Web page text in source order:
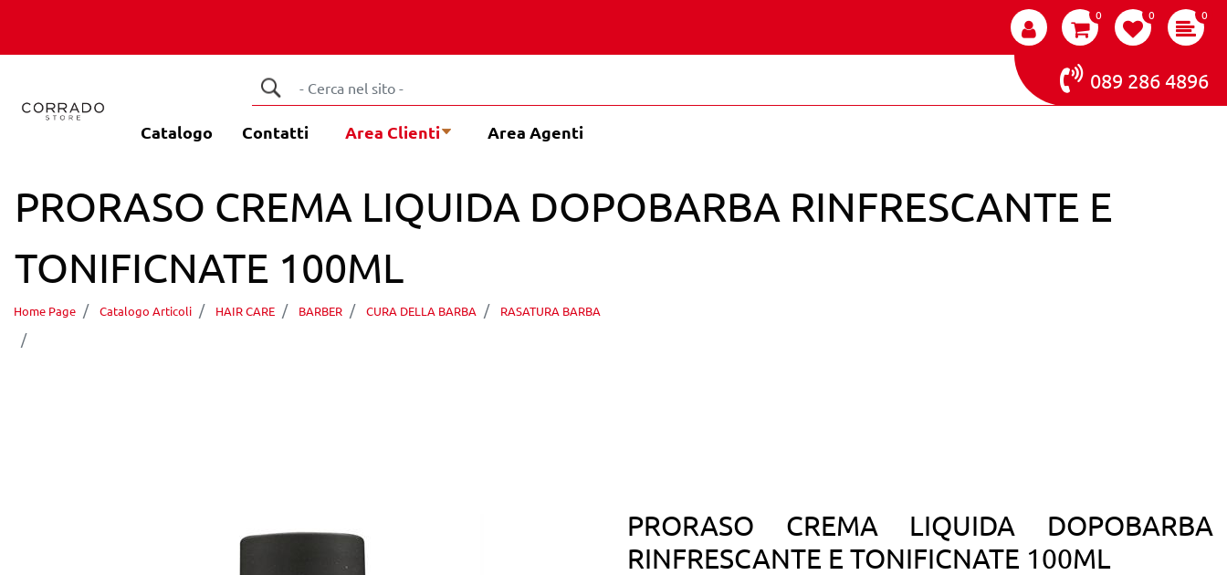
0 0 0
089 286 4896
Catalogo Contatti Area Clienti Area Agenti
PRORASO CREMA LIQUIDA DOPOBARBA RINFRESCANTE E
TONIFICNATE 100ML
Home Page Catalogo Articoli HAIR CARE BARBER CURA DELLA BARBA RASATURA BARBA
PRORASO CREMA LIQUIDA DOPOBARBA
RINFRESCANTE E TONIFICNATE 100ML